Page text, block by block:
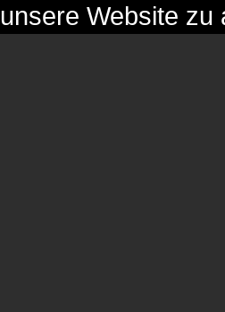
unsere Website zu